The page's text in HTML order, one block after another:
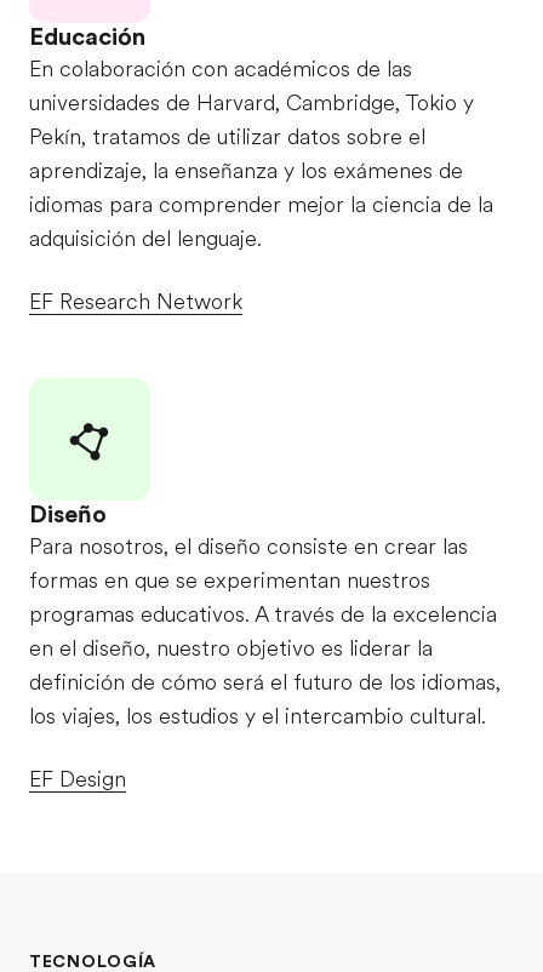
Educación
En colaboración con académicos de las
universidades de Harvard, Cambridge, Tokio y
Pekín, tratamos de utilizar datos sobre el
aprendizaje, la enseñanza y los exámenes de
idiomas para comprender mejor la ciencia de la
adquisición del lenguaje.
EF Research Network
Diseño
Para nosotros, el diseño consiste en crear las
formas en que se experimentan nuestros
programas educativos. A través de la excelencia
en el diseño, nuestro objetivo es liderar la
definición de cómo será el futuro de los idiomas,
los viajes, los estudios y el intercambio cultural.
EF Design
TECNOLOGÍA